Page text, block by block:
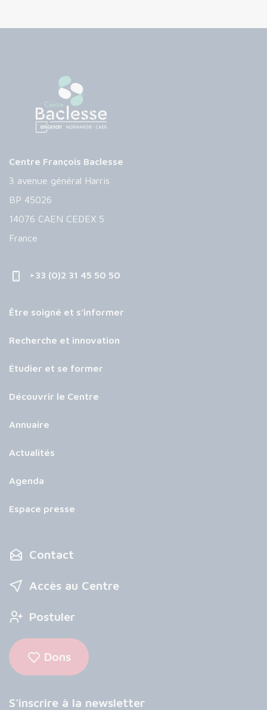
Centre François Baclesse
3 avenue général Harris
BP 45026
14076 CAEN CEDEX 5
France
+33 (0)2 31 45 50 50
Être soigné et s’informer
Recherche et innovation
Étudier et se former
Découvrir le Centre
Annuaire
Actualités
Agenda
Espace presse
Contact
Accès au Centre
Postuler
Dons
S'inscrire à la newsletter